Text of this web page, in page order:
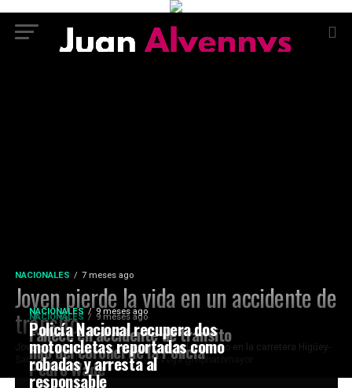
NACIONALES 7 meses ago
Joven pierde la vida en un accidente de
tránsito
Joven pierde la vida en un acc%dent% de tránsito en la carretera Higüey-
San Rafael del Yuma Por Irentoni Vega @viphatomayor...
NACIONALES 9 meses ago
Fallece en accidente de tránsito
hijo del coronel de la Policía
Pedro Wade
NACIONALES 9 meses ago
Policía Nacional recupera dos
motocicletas reportadas como
robadas y arresta al
responsable